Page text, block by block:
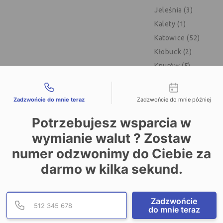
Jeleśnia (3)
Kalety (1)
Katowice (52)
Kłobuck (2)
Knurów (5)
Korbielów (2)
Lubliniec (11)
Łaziska Górne (1)
Mikołów (5)
Mysłowice (6)
Orzesze (1)
Piekary Śląskie (6)
Pilchowice (2)
kontaktu
Zadzwońcie do mnie teraz Zadzwońcie do mnie później
Potrzebujesz wsparcia w
wymianie walut ? Zostaw
numer odzwonimy do Ciebie za
darmo w kilka sekund.
Numer telefonu
Podaj poprawny numer
Zadzwońcie
do mnie teraz